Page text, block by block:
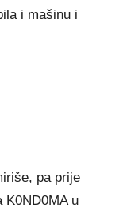
i mašinu i
pa prije
K0ND0MA u